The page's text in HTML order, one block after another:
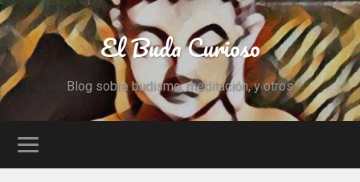
El Buda Curioso
Blog sobre budismo, meditación, y otros